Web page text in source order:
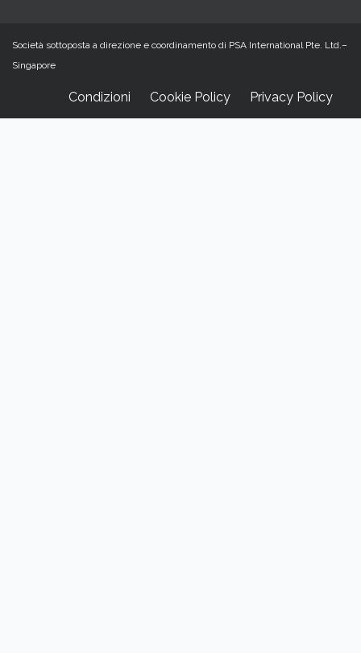
Società sottoposta a direzione e coordinamento di PSA International Pte. Ltd.–
Singapore
Footer
Condizioni Cookie Policy Privacy Policy